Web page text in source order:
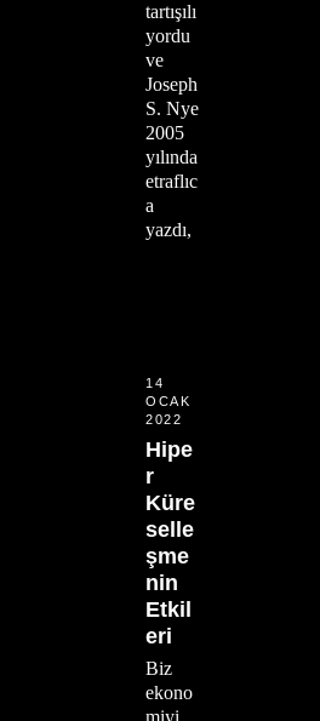
tartışılı
yordu
ve
Joseph
S. Nye
2005
yılında
etraflıc
a
yazdı,
14
OCAK
2022
Hipe
r
Küre
selle
şme
nin
Etkil
eri
Biz
ekono
miyi